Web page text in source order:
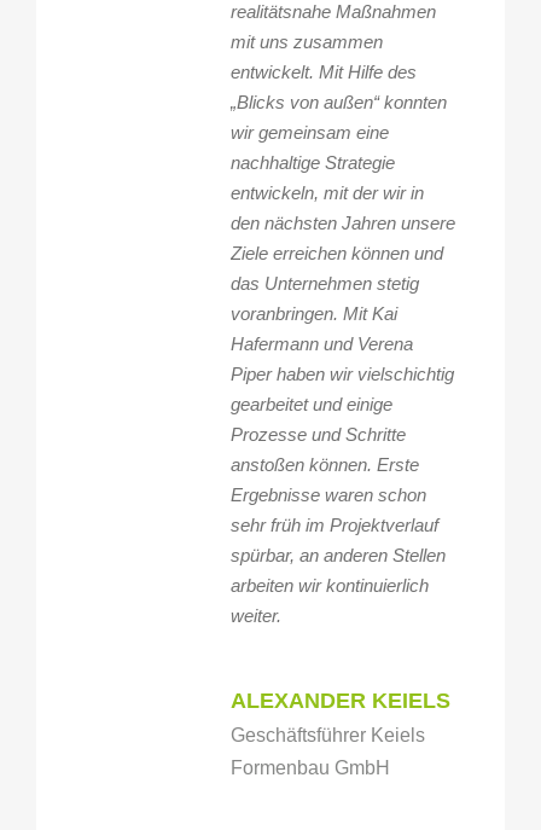
realitätsnahe Maßnahmen
mit uns zusammen
entwickelt. Mit Hilfe des
„Blicks von außen“ konnten
wir gemeinsam eine
nachhaltige Strategie
entwickeln, mit der wir in
den nächsten Jahren unsere
Ziele erreichen können und
das Unternehmen stetig
voranbringen. Mit Kai
Hafermann und Verena
Piper haben wir vielschichtig
gearbeitet und einige
Prozesse und Schritte
anstoßen können. Erste
Ergebnisse waren schon
sehr früh im Projektverlauf
spürbar, an anderen Stellen
arbeiten wir kontinuierlich
weiter.
ALEXANDER KEIELS
Geschäftsführer Keiels
Formenbau GmbH